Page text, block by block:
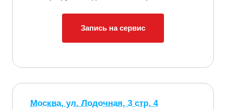
Запись на сервис
Москва, ул. Лодочная, 3 стр. 4